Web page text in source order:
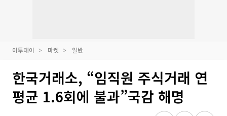
이투데이 마켓 일반
한국거래소, “임직원 주식거래 연
평균 1.6회에 불과”국감 해명